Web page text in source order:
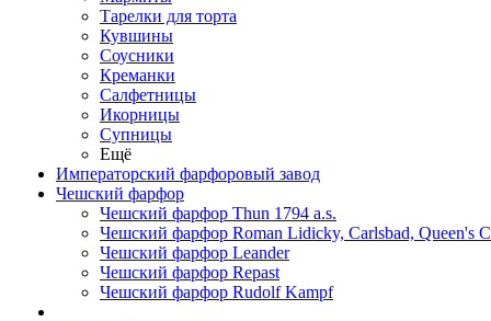
Тарелки для торта
Кувшины
Соусники
Креманки
Салфетницы
Икорницы
Супницы
Ещё
Императорский фарфоровый завод
Чешский фарфор
Чешский фарфор Thun 1794 a.s.
Чешский фарфор Roman Lidicky, Carlsbad, Queen's
Чешский фарфор Leander
Чешский фарфор Repast
Чешский фарфор Rudolf Kampf